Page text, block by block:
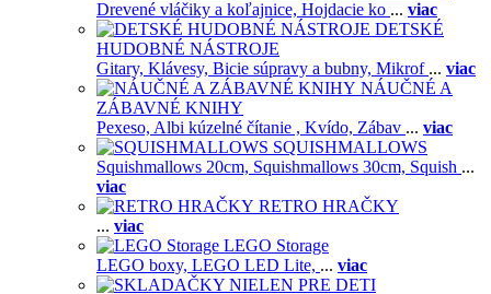
Drevené vláčiky a koľajnice, Hojdacie ko ... viac
DETSKÉ
HUDOBNÉ NÁSTROJE
Gitary, Klávesy, Bicie súpravy a bubny, Mikrof ... viac
NÁUČNÉ A
ZÁBAVNÉ KNIHY
Pexeso, Albi kúzelné čítanie , Kvído, Zábav ... viac
SQUISHMALLOWS
Squishmallows 20cm, Squishmallows 30cm, Squish ...
viac
RETRO HRAČKY
... viac
LEGO Storage
LEGO boxy, LEGO LED Lite, ... viac